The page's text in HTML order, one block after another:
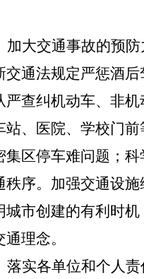
加大交通事故的预
通法规定严惩酒
查纠机动车、非
、医院、学校门
区停车难问题；
序。加强交通设
市创建的有利时
理念。
落实各单位和个人